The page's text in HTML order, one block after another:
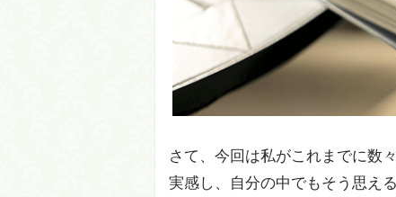
さて、今回は私がこれまでに数
実感し、自分の中でもそう思え